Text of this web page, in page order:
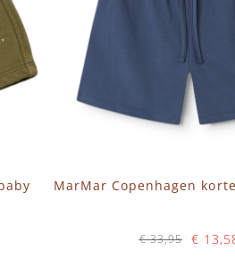
MarMar Copenhagen
€
€ 33,95